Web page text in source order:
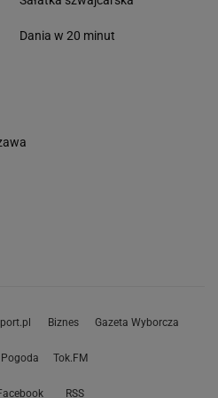
Dania w 20 minut
Biznes Gazeta Wyborcza
Pogoda Tok.FM
RSS